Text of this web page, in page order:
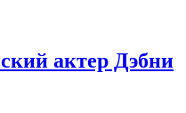
актер Дэбни